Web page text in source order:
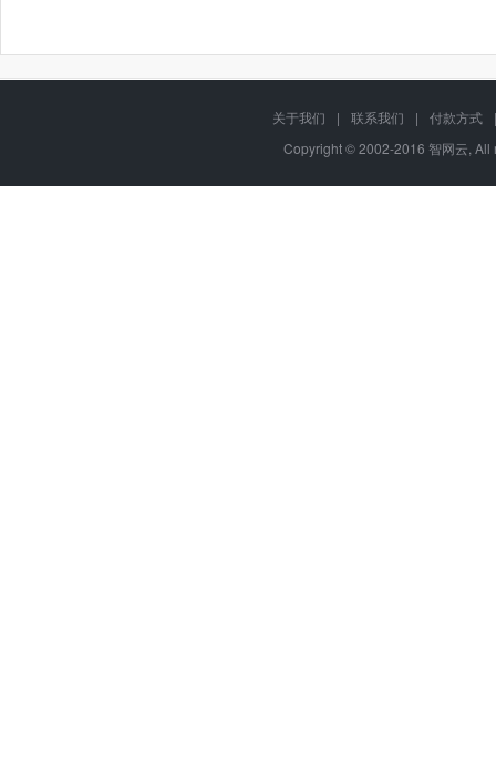
关于我们 | 联系我们 | 付款方式
|
Copyright © 2002-2016 智网云,